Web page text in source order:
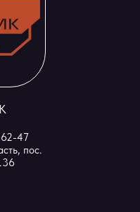
47
пос.